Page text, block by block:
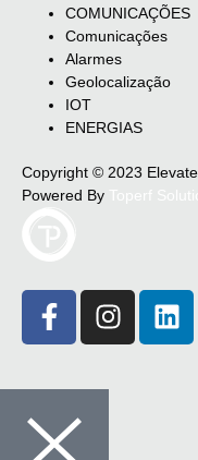
COMUNICAÇÕES
Comunicações
Alarmes
Geolocalização
IOT
ENERGIAS
Copyright © 2023
Powered By